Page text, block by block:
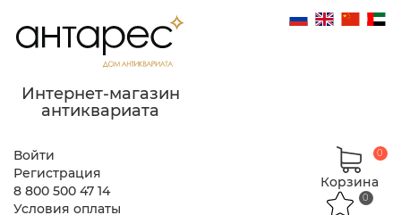
Интернет-магазин
антиквариата
Войти
Регистрация
8 800 500 47 14
Условия оплаты
Корзина
0
0